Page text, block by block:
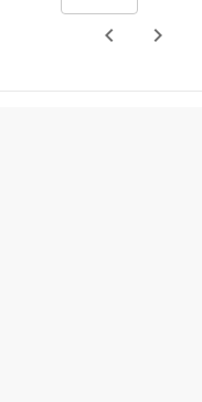
navigate_before navigate_next